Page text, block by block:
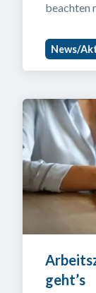
beachten
News/
geht’s